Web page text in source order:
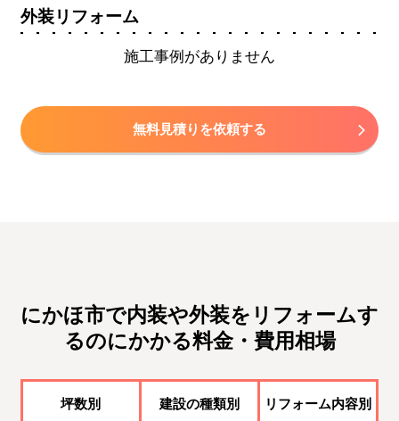
外装リフォーム
施工事例がありません
無料見積りを依頼する
にかほ市で内装や外装をリフォームす
るのにかかる料金・費用相場
坪数別 建設の種類別 リフォーム内容別